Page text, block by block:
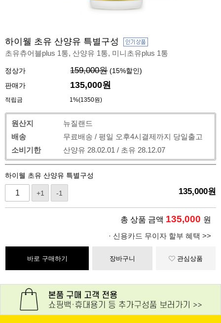
하이웰 초유 산양유 특별구성
초유츄어블plus 1통, 산양유 1통, 미니초유plus 1통
정상가 159,000원 (15%할인)
판매가
135,000원
적립금 1%(1350원)
원산지
뉴질랜드
배송
무료배송 / 평일 오후4시결제까지 당일출고
소비기한
산양유 28.02.01 / 초유 28.12.07
하이웰 초유 산양유 특별구성
+1 -1 135,000원
총 상품 금액 135,000 원
· 신용카드 무이자 할부 혜택 >>
바로 구매하기 장바구니 관심상품